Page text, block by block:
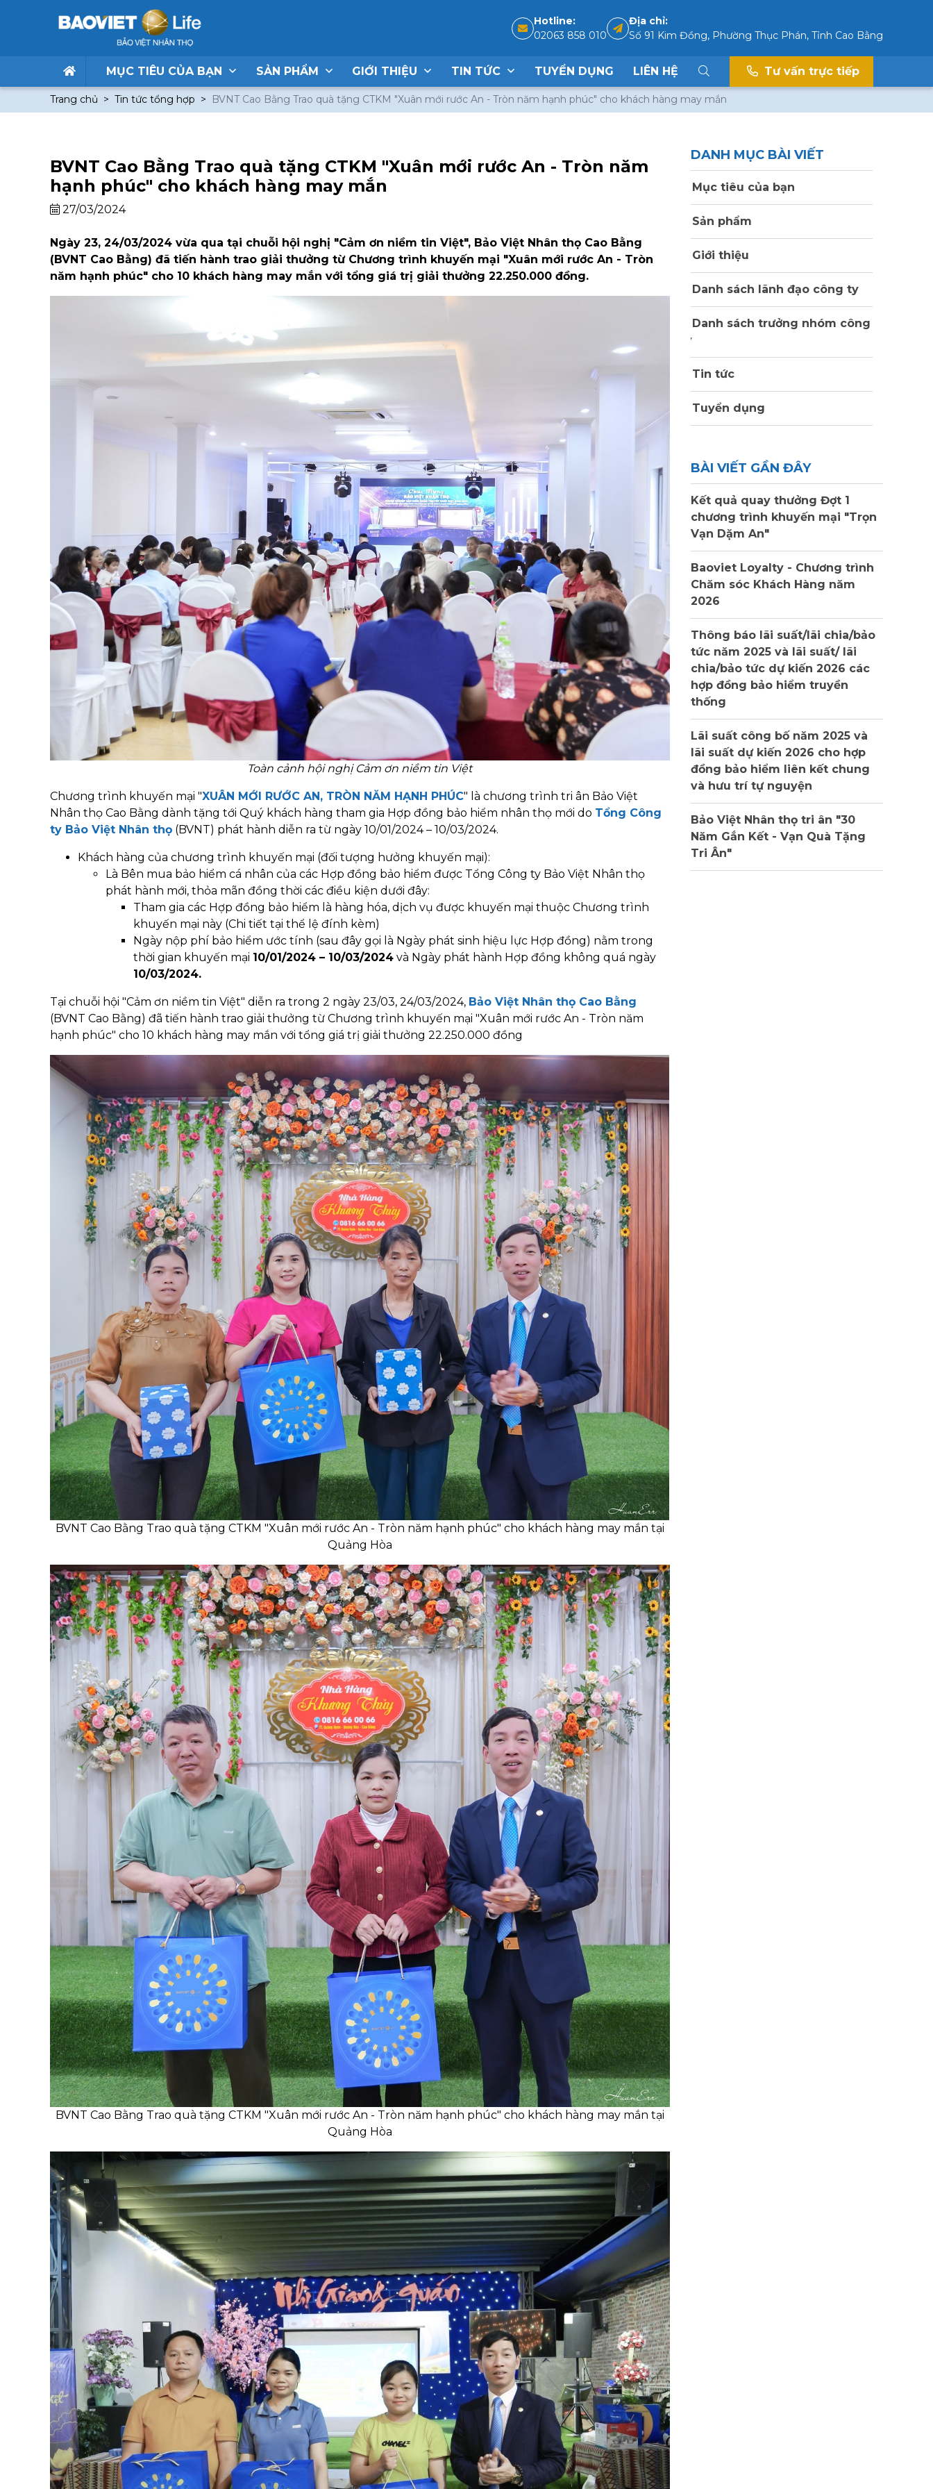
Hotline:
02063 858 010
Địa chỉ:
Số 91 Kim Đồng, Phường Thục Phán, Tỉnh Cao Bằng
MỤC TIÊU CỦA BẠN SẢN PHẨM GIỚI THIỆU TIN TỨC TUYỂN DỤNG LIÊN HỆ Tư vấn trực tiếp
Trang chủ Tin tức tổng hợp BVNT Cao Bằng Trao quà tặng CTKM "Xuân mới rước An - Tròn năm hạnh phúc" cho khách hàng may mắn
BVNT Cao Bằng Trao quà tặng CTKM "Xuân mới rước An - Tròn năm
hạnh phúc" cho khách hàng may mắn
27/03/2024
Ngày 23, 24/03/2024 vừa qua tại chuỗi hội nghị "Cảm ơn niềm tin Việt", Bảo Việt Nhân thọ Cao Bằng
(BVNT Cao Bằng) đã tiến hành trao giải thưởng từ Chương trình khuyến mại "Xuân mới rước An - Tròn
năm hạnh phúc" cho 10 khách hàng may mắn với tổng giá trị giải thưởng 22.250.000 đồng.
Toàn cảnh hội nghị Cảm ơn niềm tin Việt
Chương trình khuyến mại "XUÂN MỚI RƯỚC AN, TRÒN NĂM HẠNH PHÚC" là chương trình tri ân Bảo Việt
Nhân thọ Cao Bằng dành tặng tới Quý khách hàng tham gia Hợp đồng bảo hiểm nhân thọ mới do Tổng Công
ty Bảo Việt Nhân thọ (BVNT) phát hành diễn ra từ ngày 10/01/2024 – 10/03/2024.
Khách hàng của chương trình khuyến mại (đối tượng hưởng khuyến mại):
Là Bên mua bảo hiểm cá nhân của các Hợp đồng bảo hiểm được Tổng Công ty Bảo Việt Nhân thọ
phát hành mới, thỏa mãn đồng thời các điều kiện dưới đây:
Tham gia các Hợp đồng bảo hiểm là hàng hóa, dịch vụ được khuyến mại thuộc Chương trình
khuyến mại này (Chi tiết tại thể lệ đính kèm)
Ngày nộp phí bảo hiểm ước tính (sau đây gọi là Ngày phát sinh hiệu lực Hợp đồng) nằm trong
thời gian khuyến mại 10/01/2024 – 10/03/2024 và Ngày phát hành Hợp đồng không quá ngày
10/03/2024.
Tại chuỗi hội "Cảm ơn niềm tin Việt" diễn ra trong 2 ngày 23/03, 24/03/2024, Bảo Việt Nhân thọ Cao Bằng
(BVNT Cao Bằng) đã tiến hành trao giải thưởng từ Chương trình khuyến mại "Xuân mới rước An - Tròn năm
hạnh phúc" cho 10 khách hàng may mắn với tổng giá trị giải thưởng 22.250.000 đồng
BVNT Cao Bằng Trao quà tặng CTKM "Xuân mới rước An - Tròn năm hạnh phúc" cho khách hàng may mắn tại
Quảng Hòa
BVNT Cao Bằng Trao quà tặng CTKM "Xuân mới rước An - Tròn năm hạnh phúc" cho khách hàng may mắn tại
Quảng Hòa
DANH MỤC BÀI VIẾT
Mục tiêu của bạn
Sản phẩm
Giới thiệu
Danh sách lãnh đạo công ty
Danh sách trưởng nhóm công
ty
Tin tức
Tuyển dụng
BÀI VIẾT GẦN ĐÂY
Kết quả quay thưởng Đợt 1
chương trình khuyến mại "Trọn
Vạn Dặm An"
Baoviet Loyalty - Chương trình
Chăm sóc Khách Hàng năm
2026
Thông báo lãi suất/lãi chia/bảo
tức năm 2025 và lãi suất/ lãi
chia/bảo tức dự kiến 2026 các
hợp đồng bảo hiểm truyền
thống
Lãi suất công bố năm 2025 và
lãi suất dự kiến 2026 cho hợp
đồng bảo hiểm liên kết chung
và hưu trí tự nguyện
Bảo Việt Nhân thọ tri ân "30
Năm Gắn Kết - Vạn Quà Tặng
Tri Ân"